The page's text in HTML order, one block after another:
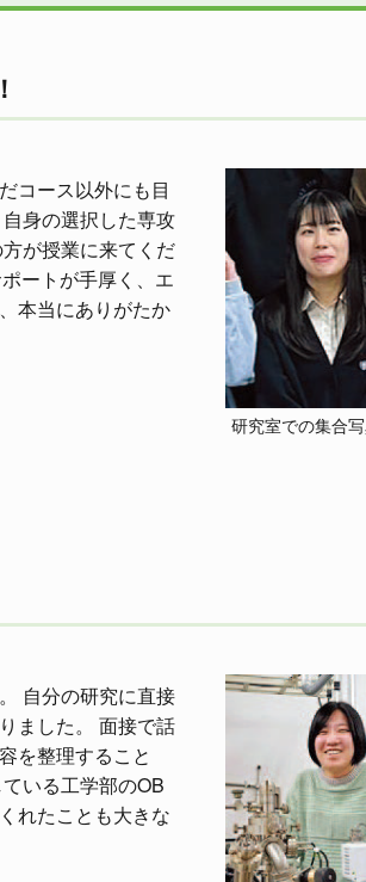
コース以外にも目
身の選択した専攻
が授業に来てくだ
ートが手厚く、エ
本当にありがたか
研究室での集合
自分の研究に直接
ました。 面接で話
を整理すること
いる工学部のOB
れたことも大きな